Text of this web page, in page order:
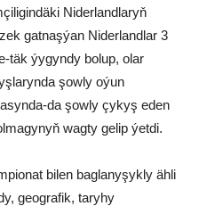
Niderlandlaryň
gatnaşýan Niderlandlar 3
täk ýygyndy bolup, olar
şowly oýun
da şowly çykyş eden
wagty gelip ýetdi.
bilen baglanyşykly ähli
geografik, taryhy